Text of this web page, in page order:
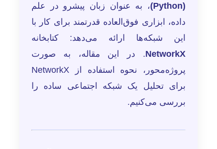
(Python)
، به عنوان زبان پیشرو در علم
داده، ابزاری فوق‌العاده قدرتمند برای کار با
این شبکه‌ها ارائه می‌دهد: کتابخانه
NetworkX. در این مقاله، به صورت
پروژه‌محور، نحوه استفاده از NetworkX
برای تحلیل یک شبکه اجتماعی ساده را
بررسی می‌کنیم.